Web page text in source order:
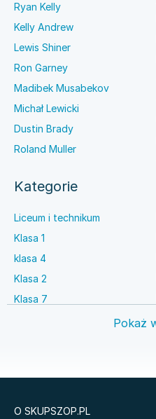
Ryan Kelly
Kelly Andrew
Lewis Shiner
Ron Garney
Madibek Musabekov
Michał Lewicki
Dustin Brady
Roland Muller
Kategorie
Liceum i technikum
Klasa 1
klasa 4
Klasa 2
Klasa 7
Pokaż
O SKUPSZOP.PL